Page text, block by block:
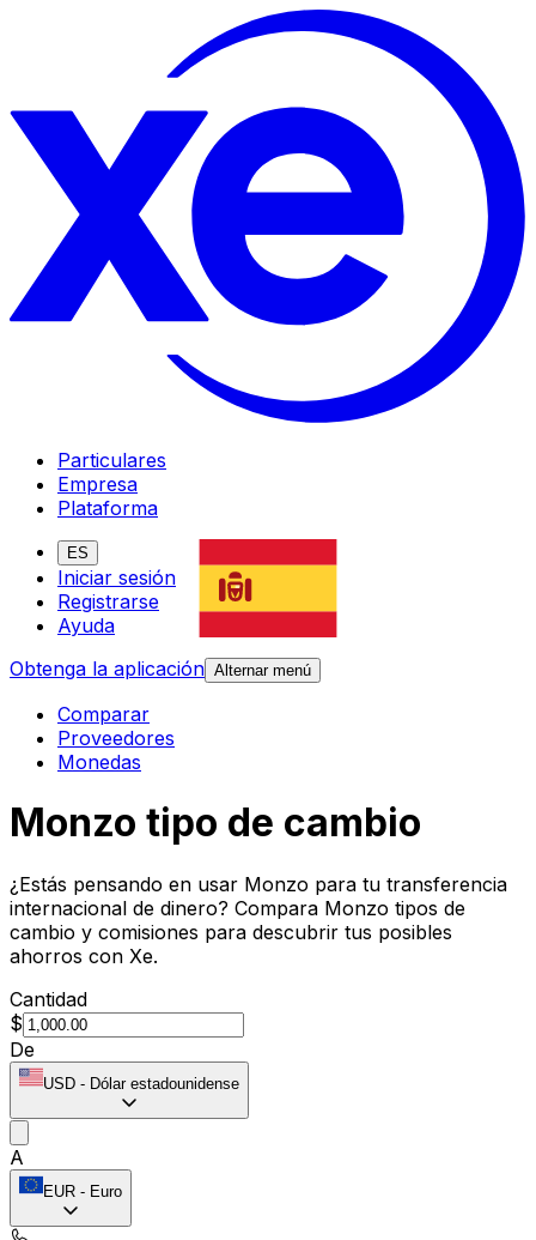
Particulares
Empresa
Plataforma
ES
Iniciar sesión
Registrarse
Ayuda
Obtenga la aplicación Alternar menú
Comparar
Proveedores
Monedas
Monzo tipo de cambio
¿Estás pensando en usar Monzo para tu transferencia
internacional de dinero? Compara Monzo tipos de
cambio y comisiones para descubrir tus posibles
ahorros con Xe.
Cantidad
$
De
USD - Dólar estadounidense
A
EUR - Euro